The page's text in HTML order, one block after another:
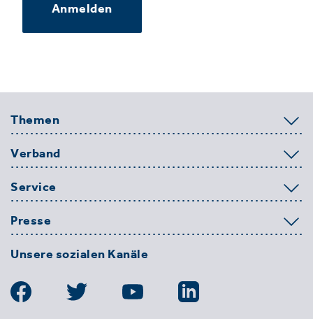
Anmelden
Themen
Verband
Service
Presse
Unsere sozialen Kanäle